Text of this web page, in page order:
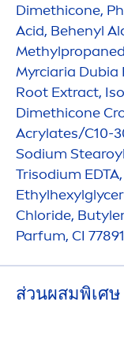
Dimethicone,
Acid, Behenyl
Myrciaria Dubia
Root Extract,
Dimethicone
Acrylates/C10-
Sodium
Trisodium
Chloride,
Parfum, CI 77891
ส่วนผสมพิเศษ